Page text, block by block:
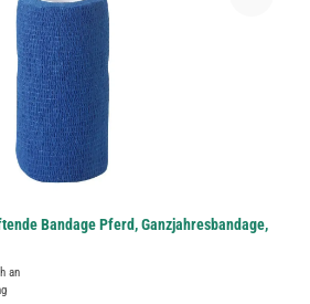
Bandage Pferd, Ganzjahresbandage,
an